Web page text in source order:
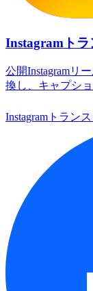
Instagramト
公開Instagramリ
換し、キャプシ
Instagramトラン